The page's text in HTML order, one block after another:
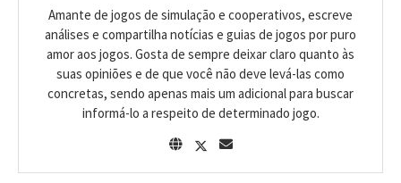
Amante de jogos de simulação e cooperativos, escreve
análises e compartilha notícias e guias de jogos por puro
amor aos jogos. Gosta de sempre deixar claro quanto às
suas opiniões e de que você não deve levá-las como
concretas, sendo apenas mais um adicional para buscar
informá-lo a respeito de determinado jogo.